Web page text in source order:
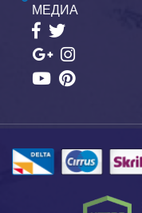
МЕДИА